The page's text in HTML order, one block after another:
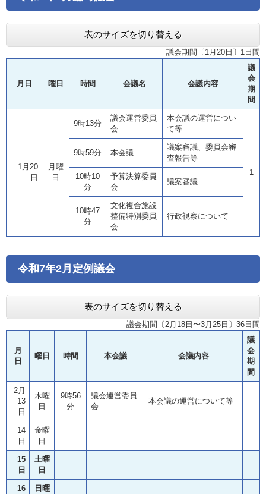
表のサイズを切り替える
議会期間〔1月20日〕1日間
月日 曜日 時間 会議名 会議内容
議
会
期
間
1月20
日
月曜
日
9時13分
議会運営委員
会
本会議の運営につい
て等
1
9時59分 本会議
議案審議、委員会審
査報告等
10時10
分
予算決算委員
会
議案審議
10時47
分
文化複合施設
整備特別委員
会
行政視察について
令和7年2月定例議会
表のサイズを切り替える
議会期間〔2月18日〜3月25日〕36日間
月
日
曜日 時間 本会議 会議内容
議
会
期
間
2月
13
日
木曜
日
9時56
分
議会運営委員
会
本会議の運営について等
14
日
金曜
日
15
日
土曜
日
16
日曜